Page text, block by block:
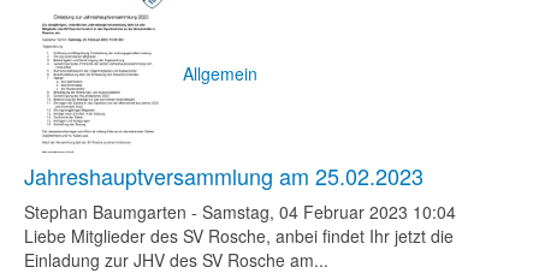
Allgemein
Jahreshauptversammlung am 25.02.2023
Stephan Baumgarten - Samstag, 04 Februar 2023 10:04
Liebe Mitglieder des SV Rosche, anbei findet Ihr jetzt die
Einladung zur JHV des SV Rosche am...